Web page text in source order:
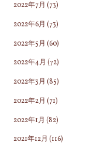
2022年7月 (73)
2022年6月 (73)
2022年5月 (60)
2022年4月 (72)
2022年3月 (85)
2022年2月 (71)
2022年1月 (82)
2021年12月 (116)